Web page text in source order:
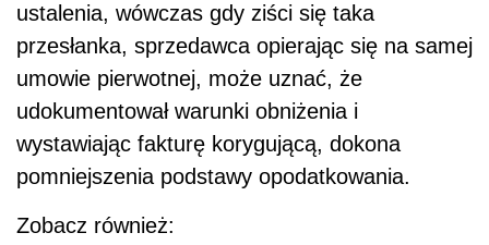
ustalenia, wówczas gdy ziści się taka
przesłanka, sprzedawca opierając się na samej
umowie pierwotnej, może uznać, że
udokumentował warunki obniżenia i
wystawiając fakturę korygującą, dokona
pomniejszenia podstawy opodatkowania.
Zobacz również: